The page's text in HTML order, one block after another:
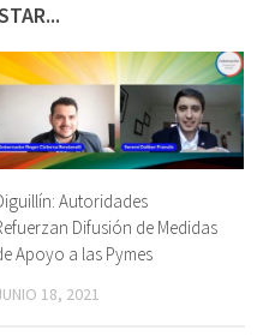
Autoridades
Difusión de Medidas
Apoyo a las Pymes
18, 2021